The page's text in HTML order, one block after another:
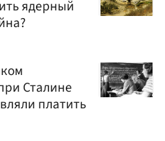
ядерный
Сталине
платить